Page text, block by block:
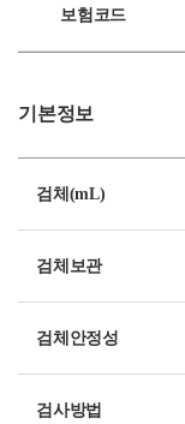
보험코드
기본정보
검체(mL)
검체보관
검체안정성
검사방법